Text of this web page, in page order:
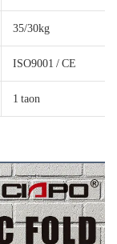
35/30kg
ISO9001 / CE
1 taon